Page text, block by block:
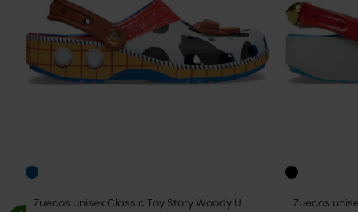
Zuecos unisex Classic Toy Story Woody U Zuecos